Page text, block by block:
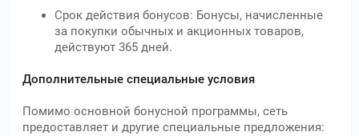
Срок действия бонусов: Бонусы, начисленные
за покупки обычных и акционных товаров,
действуют 365 дней.
Дополнительные специальные условия
Помимо основной бонусной программы, сеть
предоставляет и другие специальные предложения: